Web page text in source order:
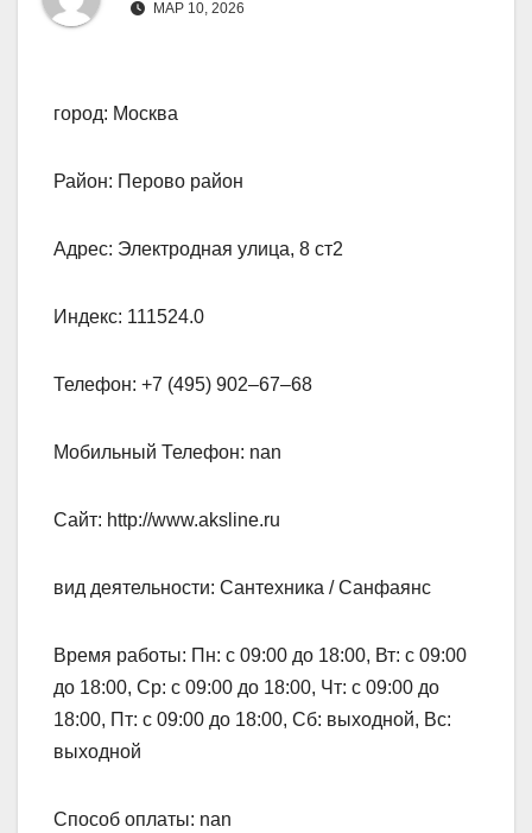
МАР 10, 2026
город: Москва
Район: Перово район
Адрес: Электродная улица, 8 ст2
Индекс: 111524.0
Телефон: +7 (495) 902‒67‒68
Мобильный Телефон: nan
Сайт: http://www.aksline.ru
вид деятельности: Сантехника / Санфаянс
Время работы: Пн: с 09:00 до 18:00, Вт: с 09:00
до 18:00, Ср: с 09:00 до 18:00, Чт: с 09:00 до
18:00, Пт: с 09:00 до 18:00, Сб: выходной, Вс:
выходной
Способ оплаты: nan